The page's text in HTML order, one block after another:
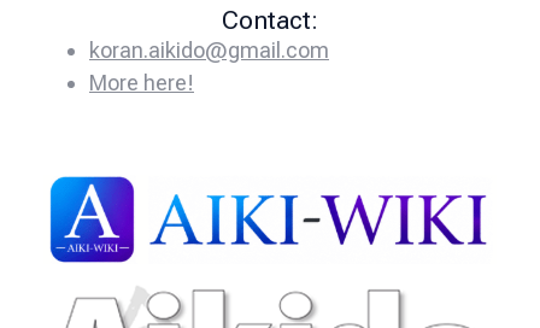
Contact:
koran.aikido@gmail.com
More here!